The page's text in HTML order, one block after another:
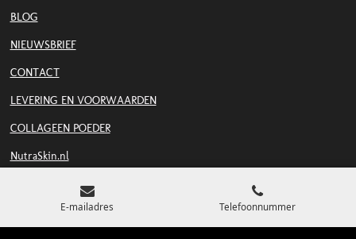
BLOG
NIEUWSBRIEF
CONTACT
LEVERING EN VOORWAARDEN
COLLAGEEN POEDER
NutraSkin.nl
Kerabelle® is een merk van SIMM Pharma B.V.
E-mailadres Telefoonnummer